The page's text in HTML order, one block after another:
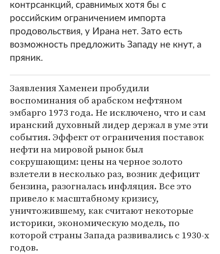
контрсанкций, сравнимых хотя бы с
российским ограничением импорта
продовольствия, у Ирана нет. Зато есть
возможность предложить Западу не кнут, а
пряник.
Заявления Хаменеи пробудили
воспоминания об арабском нефтяном
эмбарго 1973 года. Не исключено, что и сам
иранский духовный лидер держал в уме эти
события. Эффект от ограничения поставок
нефти на мировой рынок был
сокрушающим: цены на черное золото
взлетели в несколько раз, возник дефицит
бензина, разогналась инфляция. Все это
привело к масштабному кризису,
уничтожившему, как считают некоторые
историки, экономическую модель, по
которой страны Запада развивались с 1930-х
годов.